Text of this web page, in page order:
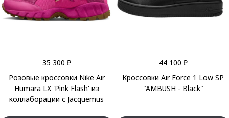
35 300 ₽
Розовые кроссовки Nike Air
Humara LX 'Pink Flash' из
коллаборации с Jacquemus
44 100 ₽
Кроссовки Air Force 1 Low SP
"AMBUSH - Black"